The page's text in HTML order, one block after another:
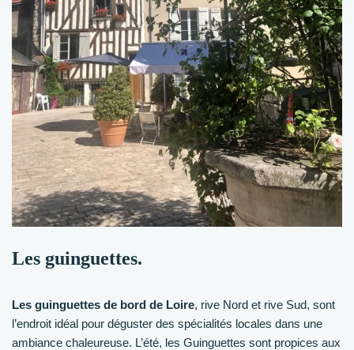
Les guinguettes.
Les guinguettes de bord de Loire, rive Nord et rive Sud, sont
l’endroit idéal pour déguster des spécialités locales dans une
ambiance chaleureuse. L’été, les Guinguettes sont propices aux